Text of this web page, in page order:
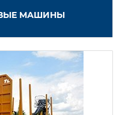
МАШИНЫ